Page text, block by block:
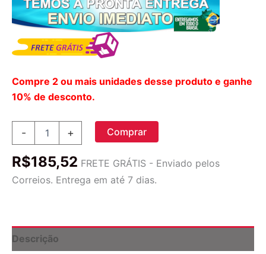
Compre 2 ou mais unidades desse produto e ganhe
10% de desconto.
-
Cálcio
Magnésio
Tabletes
para
+ Comprar
R$185,52 FRETE GRÁTIS - Enviado pelos
Correios. Entrega em até 7 dias.
Descrição